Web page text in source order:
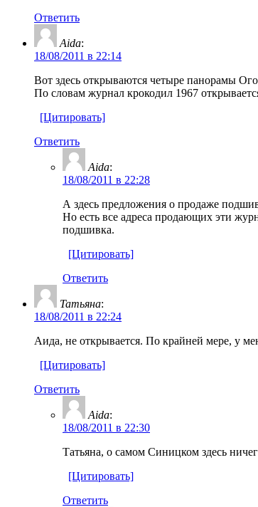
Ответить
Aida:
18/08/2011 в 22:14
Вот здесь открываются четыре панорамы
По словам журнал крокодил 1967
[Цитировать]
Ответить
Aida:
18/08/2011 в 22:28
А здесь предложения о продаже
Но есть все адреса продающих эти
подшивка.
[Цитировать]
Ответить
Татьяна:
18/08/2011 в 22:24
Аида, не открывается. По крайней мере, у
[Цитировать]
Ответить
Aida:
18/08/2011 в 22:30
Татьяна, о самом Синицком здесь
[Цитировать]
Ответить